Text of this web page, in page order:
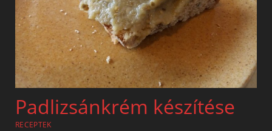
Padlizsánkrém készítése
RECEPTEK